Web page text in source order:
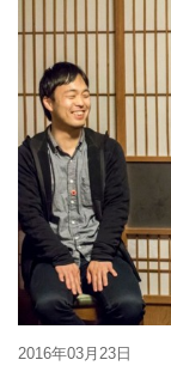
2016年03月23日